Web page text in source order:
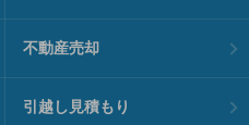
不動産売却
引越し見積もり